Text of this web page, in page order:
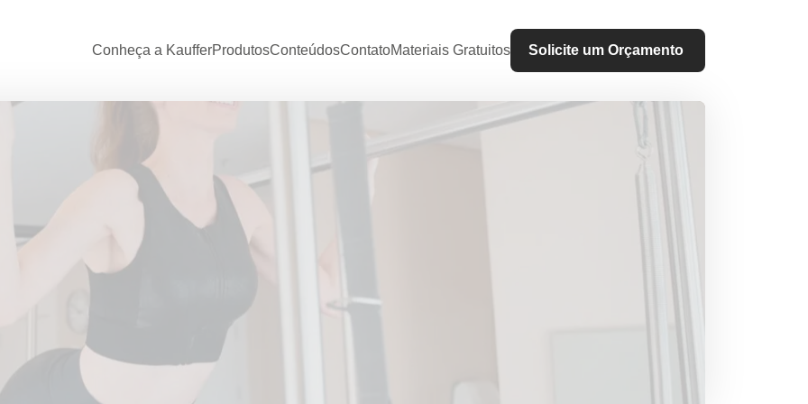
Conheça a KaufferProdutosConteúdosContatoMateriais Gratuitos Solicite um Orçamento